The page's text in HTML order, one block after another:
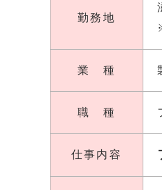
勤務地
業 種
職 種
仕事内容